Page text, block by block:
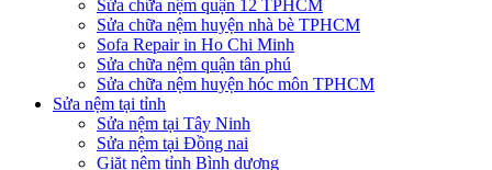
Sửa chữa nệm quận 12 TPHCM
Sửa chữa nệm huyện nhà bè TPHCM
Sofa Repair in Ho Chi Minh
Sửa chữa nệm quận tân phú
Sửa chữa nệm huyện hóc môn TPHCM
Sửa nệm tại tỉnh
Sửa nệm tại Tây Ninh
Sửa nệm tại Đồng nai
Giặt nệm tỉnh Bình dương